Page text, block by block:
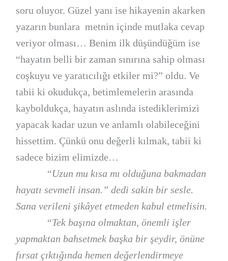
soru oluyor. Güzel yanı ise hikayenin akarken
yazarın bunlara metnin içinde mutlaka cevap
veriyor olması… Benim ilk düşündüğüm ise
“hayatın belli bir zaman sınırına sahip olması
coşkuyu ve yaratıcılığı etkiler mi?” oldu. Ve
tabii ki okudukça, betimlemelerin arasında
kayboldukça, hayatın aslında istediklerimizi
yapacak kadar uzun ve anlamlı olabileceğini
hissettim. Çünkü onu değerli kılmak, tabii ki
sadece bizim elimizde…
“Uzun mu kısa mı olduğuna bakmadan
hayatı sevmeli insan.” dedi sakin bir sesle.
Sana verileni şikâyet etmeden kabul etmelisin.
“Tek başına olmaktan, önemli işler
yapmaktan bahsetmek başka bir şeydir, önüne
fırsat çıktığında hemen değerlendirmeye